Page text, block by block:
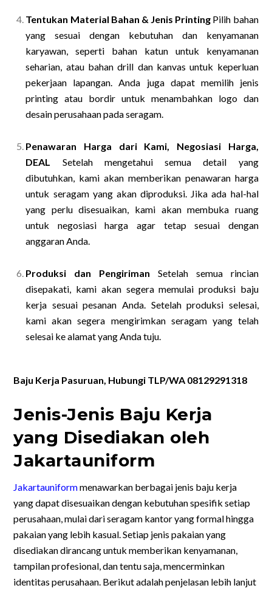
Tentukan Material Bahan & Jenis Printing Pilih bahan
yang sesuai dengan kebutuhan dan kenyamanan
karyawan, seperti bahan katun untuk kenyamanan
seharian, atau bahan drill dan kanvas untuk keperluan
pekerjaan lapangan. Anda juga dapat memilih jenis
printing atau bordir untuk menambahkan logo dan
desain perusahaan pada seragam.
Penawaran Harga dari Kami, Negosiasi Harga,
DEAL Setelah mengetahui semua detail yang
dibutuhkan, kami akan memberikan penawaran harga
untuk seragam yang akan diproduksi. Jika ada hal-hal
yang perlu disesuaikan, kami akan membuka ruang
untuk negosiasi harga agar tetap sesuai dengan
anggaran Anda.
Produksi dan Pengiriman Setelah semua rincian
disepakati, kami akan segera memulai produksi baju
kerja sesuai pesanan Anda. Setelah produksi selesai,
kami akan segera mengirimkan seragam yang telah
selesai ke alamat yang Anda tuju.
Baju Kerja Pasuruan, Hubungi TLP/WA 08129291318
Jenis-Jenis Baju Kerja
yang Disediakan oleh
Jakartauniform
Jakartauniformmenawarkan berbagai jenis baju kerja
yang dapat disesuaikan dengan kebutuhan spesifik setiap
perusahaan, mulai dari seragam kantor yang formal hingga
pakaian yang lebih kasual. Setiap jenis pakaian yang
disediakan dirancang untuk memberikan kenyamanan,
tampilan profesional, dan tentu saja, mencerminkan
identitas perusahaan. Berikut adalah penjelasan lebih lanjut